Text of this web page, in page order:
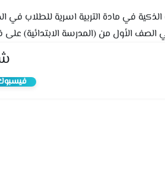
في مادة التربية اسرية للطلاب في
الأول من (المدرسة الابتدائية)